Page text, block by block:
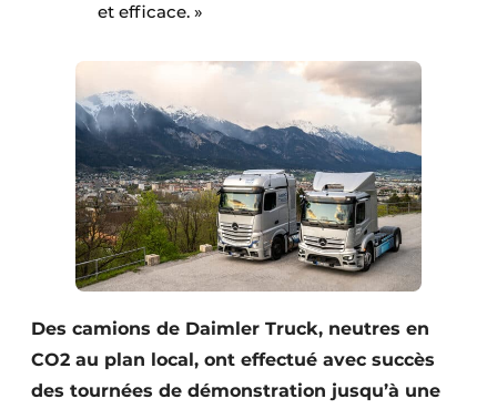
et efficace. »
Des camions de Daimler Truck, neutres en
CO2 au plan local, ont effectué avec succès
des tournées de démonstration jusqu’à une